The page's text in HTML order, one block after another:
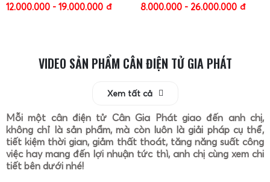
Mỗi giải pháp đều được kỹ thuật viên Gia Phát khảo sát
hành để lựa chọn loadcell, màn hình cân, kết cấu cơ khí,
phù hợp, đảm bảo cân hoạt động ổn định lâu dài
và đáp ứng yêu cầu đo lường của doanh nghiệp.
Dịch vụ giao hàng, lắp đặt, hướng dẫn sử dụng và
sửa chữa cân điện tử 2 tấn
12.000.000 - 19.000.000 đ 8.000.000 - 26.000.000 đ
VIDEO SẢN PHẨM CÂN ĐIỆN TỬ GIA PHÁT
Xem tất cả
Mỗi một cân điện tử Cân Gia Phát giao đến anh chị,
không chỉ là sản phẩm, mà còn luôn là giải pháp cụ thể,
tiết kiệm thời gian, giảm thất thoát, tăng năng suất công
việc hay mang đến lợi nhuận tức thì, anh chị cùng xem chi
tiết bên dưới nhé!